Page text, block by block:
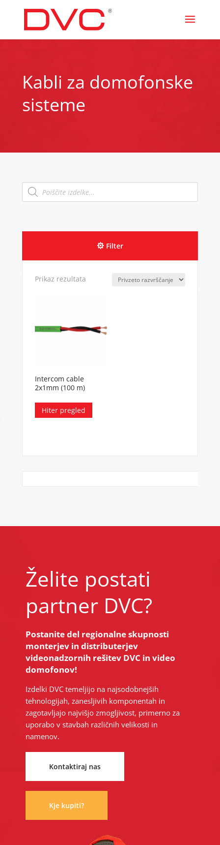
Kabli za domofonske
sisteme
Products
search
Filter
Prikaz rezultata
Intercom cable
2x1mm (100 m)
Hiter pregled
Želite postati
partner DVC?
Postanite del regionalne skupnosti
monterjev in distributerjev
videonadzornih rešitev DVC in video
domofonov!
Izdelki DVC temeljijo na najsodobnejših
tehnologijah, zanesljivih komponentah in
zagotavljajo najvišjo zmogljivost, primerno za
uporabo v stavbah različnih velikosti in
namenov.
Kontaktiraj nas
Kje kupiti?